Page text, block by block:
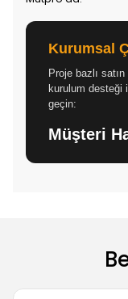
Kurumsal
Proje bazlı
kurulum desteği
geçin:
Müşteri